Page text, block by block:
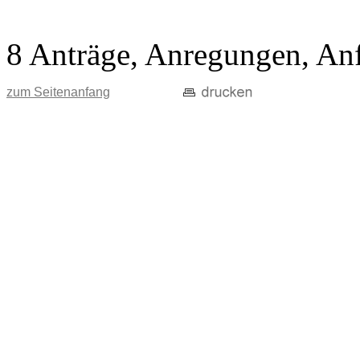
8 Anträge, Anregungen,
zum Seitenanfang